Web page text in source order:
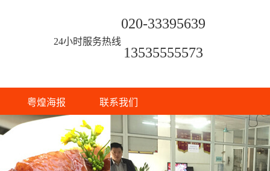
24小时服务热线
020-33395639
13535555573
粤煌海报 联系我们